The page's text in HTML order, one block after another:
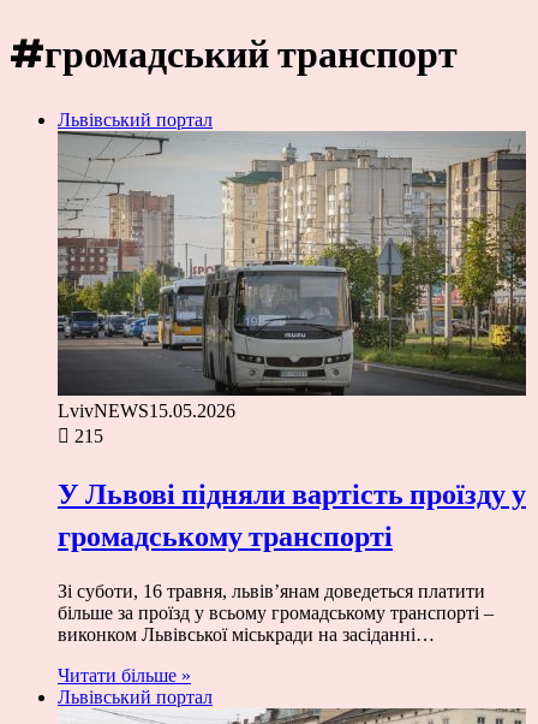
#громадський транспорт
Львівський портал
LvivNEWS15.05.2026
215
У Львові підняли вартість проїзду у
громадському транспорті
Зі суботи, 16 травня, львів’янам доведеться платити
більше за проїзд у всьому громадському транспорті –
виконком Львівської міськради на засіданні…
Читати більше »
Львівський портал